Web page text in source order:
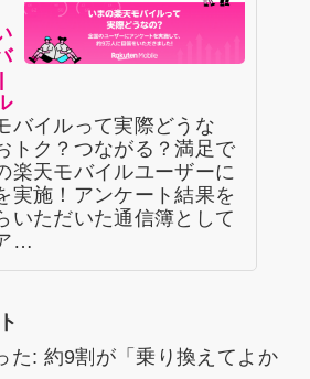
バイルって実際どうな
トク？つながる？満足で
楽天モバイルユーザーに
実施！アンケート結果を
いただいた通信簿として
…
た: 約9割が「乗り換えてよか